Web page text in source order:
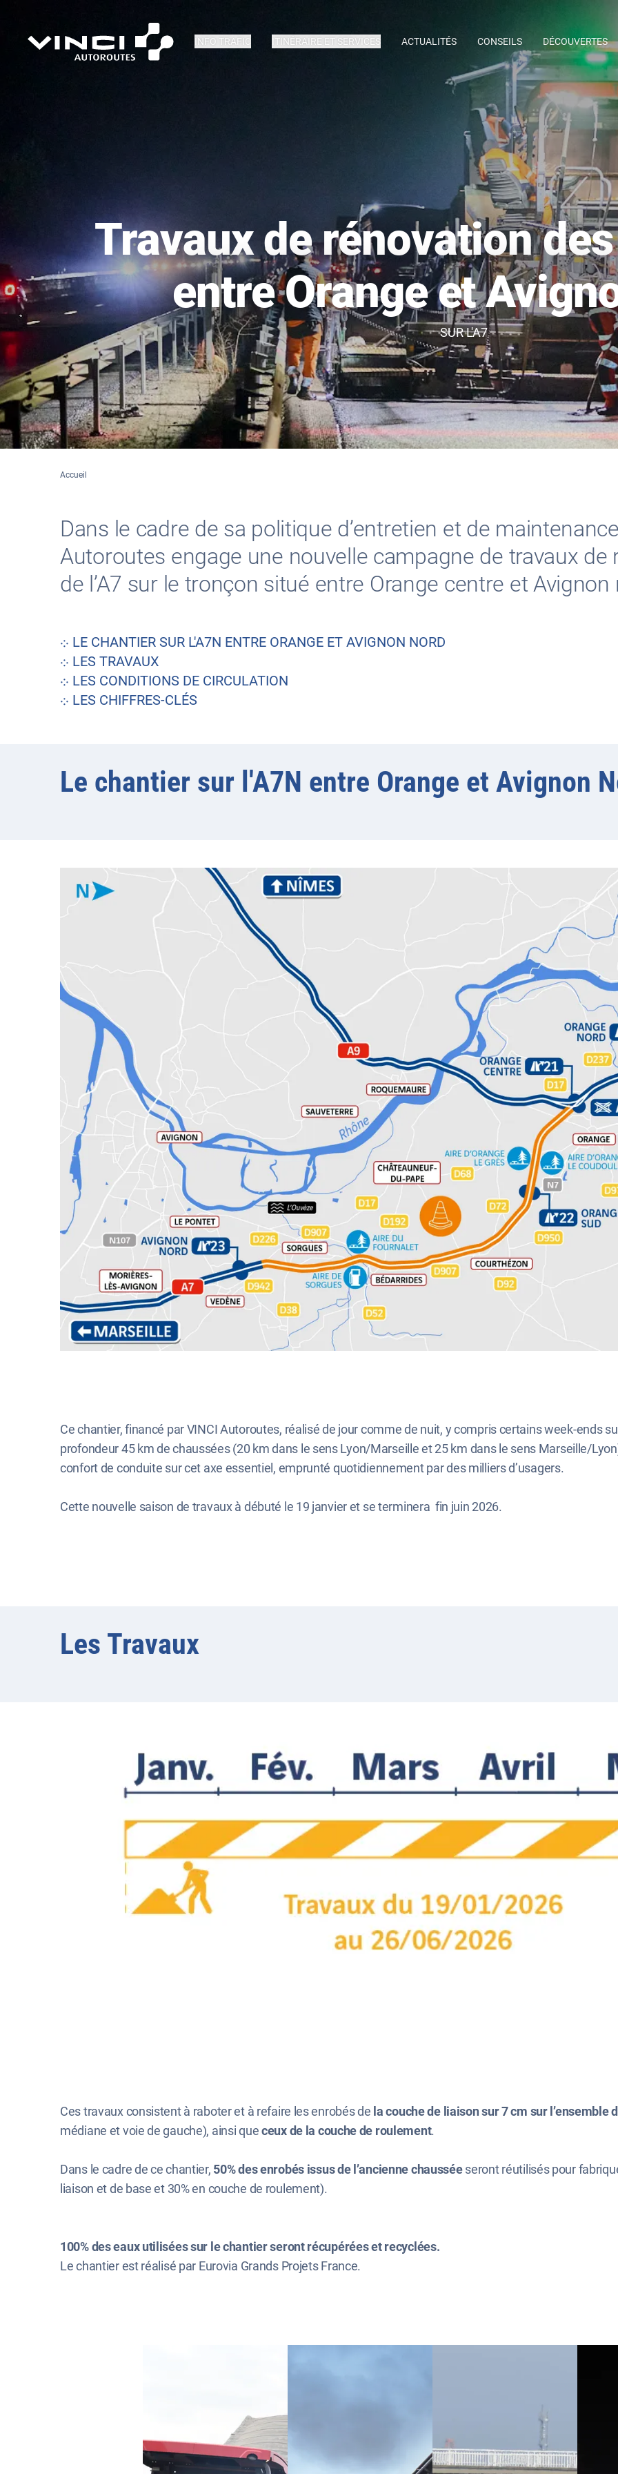
INFO TRAFIC ITINÉRAIRE ET SERVICES ACTUALITÉS CONSEILS DÉCOUVERTES
Travaux de rénovation
entre Orange et
SUR L'A7
Accueil
Dans le cadre de sa politique d’entretien et de
Autoroutes engage une nouvelle campagne de travaux
de l’A7 sur le tronçon situé entre Orange centre et Avignon
⁘ LE CHANTIER SUR L'A7N ENTRE ORANGE ET AVIGNON NORD
⁘ LES TRAVAUX
⁘ LES CONDITIONS DE CIRCULATION
⁘ LES CHIFFRES-CLÉS
Le chantier sur l'A7N entre Orange et Avignon
Ce chantier, financé par VINCI Autoroutes, réalisé de jour comme de nuit, y compris certains week-ends
profondeur 45 km de chaussées (20 km dans le sens Lyon/Marseille et 25 km dans le sens Marseille/
confort de conduite sur cet axe essentiel, emprunté quotidiennement par des milliers d’usagers.
Cette nouvelle saison de travaux à débuté le 19 janvier et se terminera fin juin 2026.
Les Travaux
Ces travaux consistent à raboter et à refaire les enrobés de la couche de liaison sur 7 cm sur l’ensemble
médiane et voie de gauche), ainsi queceux de la couche de roulement.
Dans le cadre de ce chantier, 50% des enrobés issus de l’ancienne chausséeseront réutilisés pour
liaison et de base et 30% en couche de roulement).
100% des eaux utilisées sur le chantier seront récupérées et recyclées.
Le chantier est réalisé par Eurovia Grands Projets France.